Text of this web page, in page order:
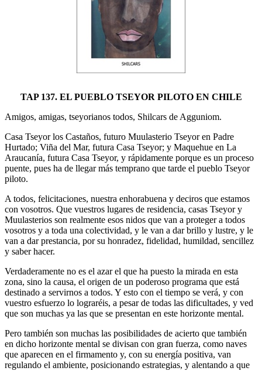
TAP 137. EL PUEBLO TSEYOR PILOTO EN CHILE
Amigos, amigas, tseyorianos todos, Shilcars de Agguniom.
Casa Tseyor los Castaños, futuro Muulasterio Tseyor en Padre
Hurtado; Viña del Mar, futura Casa Tseyor; y Maquehue en La
Araucanía, futura Casa Tseyor, y rápidamente porque es un proceso
puente, pues ha de llegar más temprano que tarde el pueblo Tseyor
piloto.
A todos, felicitaciones, nuestra enhorabuena y deciros que estamos
con vosotros. Que vuestros lugares de residencia, casas Tseyor y
Muulasterios son realmente esos nidos que van a proteger a todos
vosotros y a toda una colectividad, y le van a dar brillo y lustre, y le
van a dar prestancia, por su honradez, fidelidad, humildad, sencillez
y saber hacer.
Verdaderamente no es el azar el que ha puesto la mirada en esta
zona, sino la causa, el origen de un poderoso programa que está
destinado a servirnos a todos. Y esto con el tiempo se verá, y con
vuestro esfuerzo lo lograréis, a pesar de todas las dificultades, y ved
que son muchas ya las que se presentan en este horizonte mental.
Pero también son muchas las posibilidades de acierto que también
en dicho horizonte mental se divisan con gran fuerza, como naves
que aparecen en el firmamento y, con su energía positiva, van
regulando el ambiente, posicionando estrategias, y alentando a que